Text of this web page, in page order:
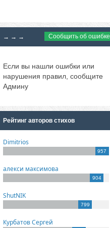
→ → → Сообщить об ошибке
Если вы нашли ошибки или
нарушения правил, сообщите
Админу
Рейтинг авторов стихов
Dimitrios
957
алекси максимова
904
ShutNIK
799
Курбатов Сергей